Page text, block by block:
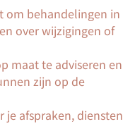
om behandelingen in
over wijzigingen of
maat te adviseren en
zijn op de
afspraken, diensten